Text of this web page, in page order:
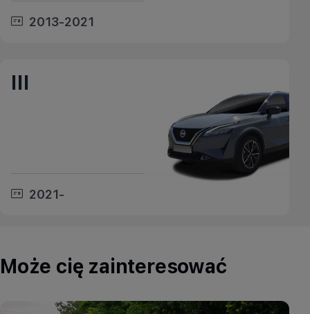
2013-2021
III
2021-
Może cię zainteresować